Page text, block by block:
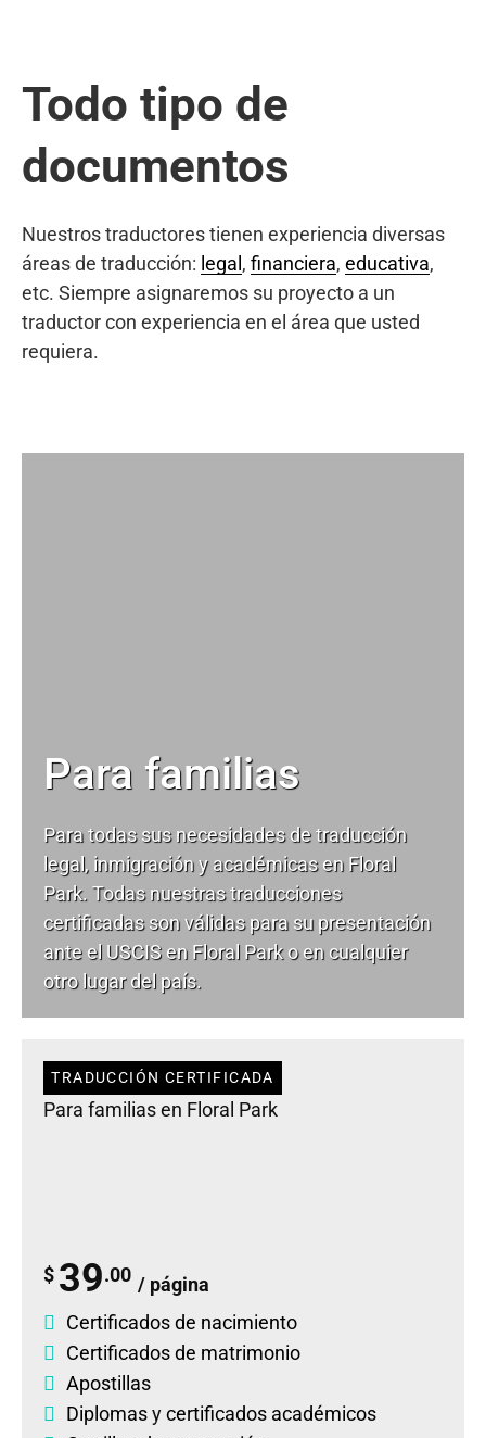
Todo tipo de
documentos
Nuestros traductores tienen experiencia diversas
áreas de traducción: legal , financiera, educativa,
etc. Siempre asignaremos su proyecto a un
traductor con experiencia en el área que usted
requiera.
Para familias
Para todas sus necesidades detraducción
legal, inmigración y académicas en Floral
Park. Todas nuestras traducciones
certificadas son válidas para su presentación
ante el USCIS en Floral Park o en cualquier
otro lugar del país.
TRADUCCIÓN CERTIFICADA
Para familias en Floral Park
$ 39.00 / página
Certificados de nacimiento
Certificados de matrimonio
Apostillas
Diplomasycertificados académicos